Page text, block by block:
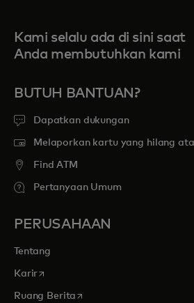
Kami selalu ada di sini saat
Anda membutuhkan kami
BUTUH BANTUAN?
Dapatkan dukungan
Melaporkan kartu yang hilang
Find ATM
Pertanyaan Umum
PERUSAHAAN
Tentang
Kariropens in a new tab
Ruang Berita opens in a new tab